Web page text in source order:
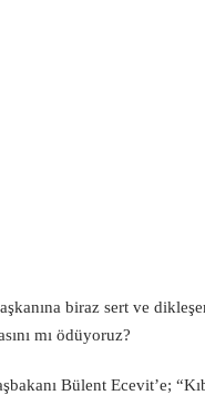
biraz sert ve
mı ödüyoruz?
Bülent Ecevit’e;